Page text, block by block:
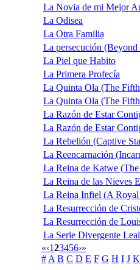
La Novia de mi Mejor
La Odisea
La Otra Familia
La persecución (Beyond
La Piel que Habito
La Primera Profecía
La Quinta Ola (The
La Quinta Ola (The
La Razón de Estar
La Razón de Estar
La Rebelión (Captive
La Reencarnación
La Reina de Katwe
La Reina de las Nieves
La Reina Infiel (A
La Resurrección de
La Resurrección de
La Serie Divergente
«‹123456›»
# A B C D E F G H I J K